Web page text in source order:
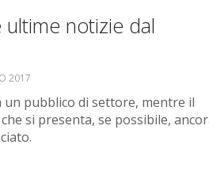
ultime notizie dal
2017
un pubblico di settore, mentre il
si presenta, se possibile,